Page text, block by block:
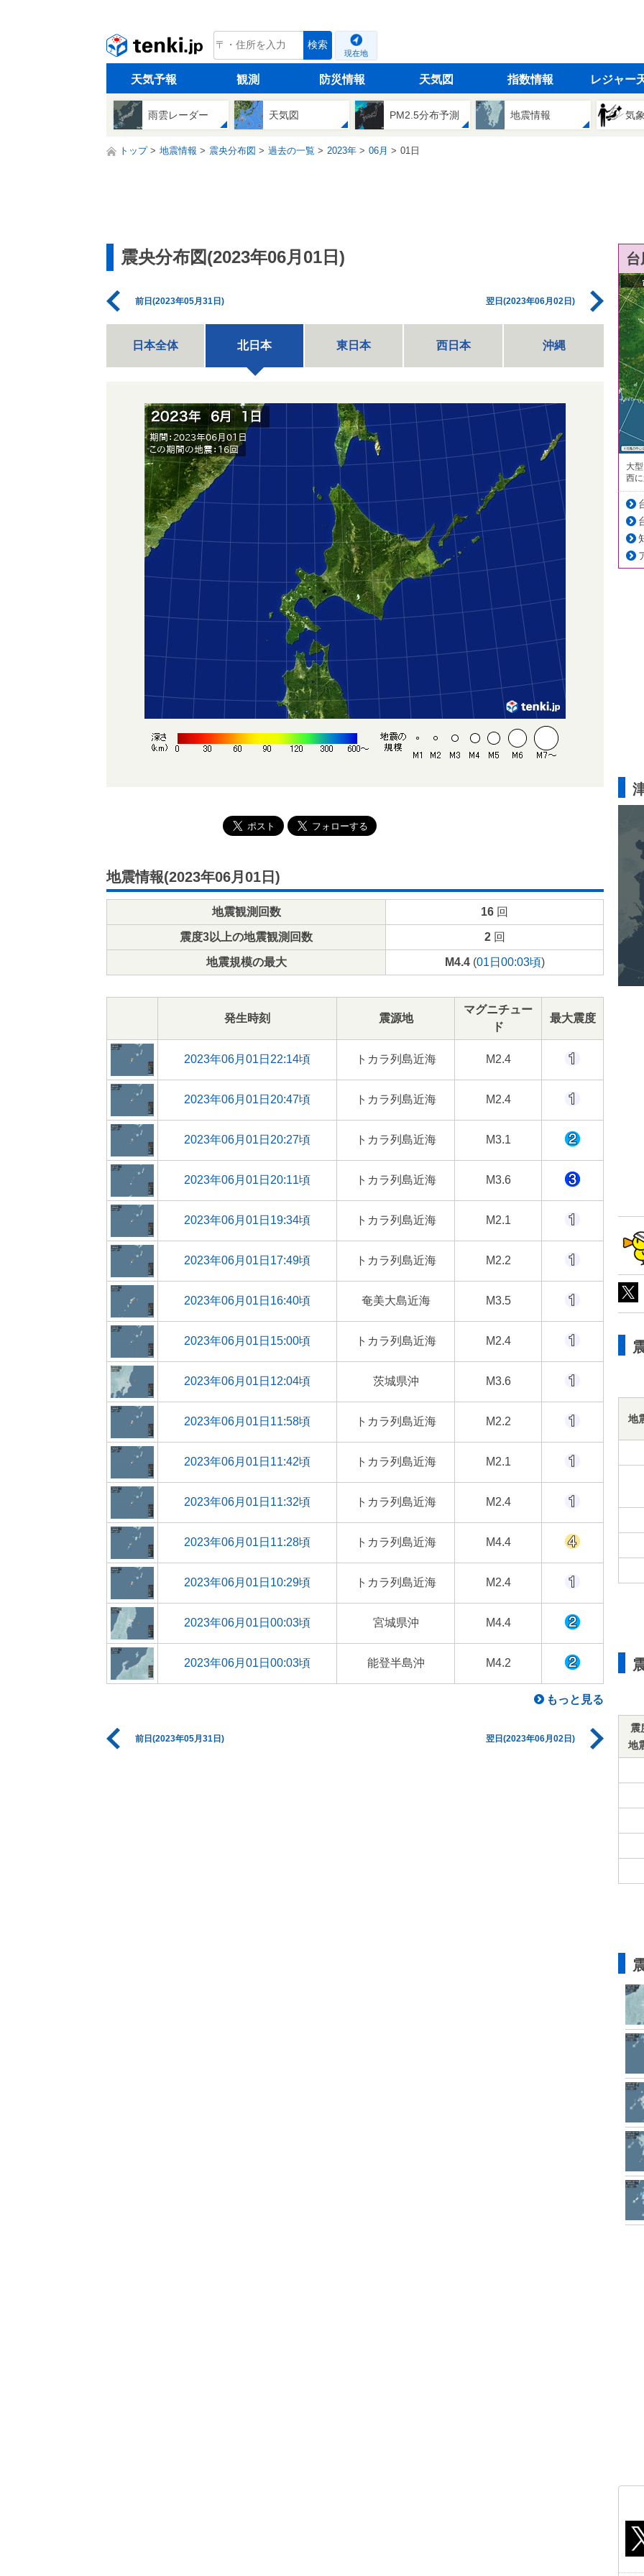
tenki.jp 検索
現在地
天気予報 観測 防災情報 天気図 指数情報 レジャー
雨雲レーダー 天気図 PM2.5分布予測 地震情報 気
トップ 地震情報 震央分布図 過去の一覧 2023年 06月 01日
震央分布図(2023年06月01日)
前日(2023年05月31日) 翌日(2023年06月02日)
日本全体 北日本 東日本 西日本 沖縄
地震情報(2023年06月01日)
地震観測回数 16 回
震度3以上の地震観測回数 2回
地震規模の最大 M4.4(01日00:03頃)
発生時刻 震源地
マグニチュー
ド
最大震度
2023年06月01日22:14頃 トカラ列島近海 M2.4
2023年06月01日20:47頃 トカラ列島近海 M2.4
2023年06月01日20:27頃 トカラ列島近海 M3.1
2023年06月01日20:11頃 トカラ列島近海 M3.6
2023年06月01日19:34頃 トカラ列島近海 M2.1
2023年06月01日17:49頃 トカラ列島近海 M2.2
2023年06月01日16:40頃 奄美大島近海 M3.5
2023年06月01日15:00頃 トカラ列島近海 M2.4
2023年06月01日12:04頃 茨城県沖 M3.6
2023年06月01日11:58頃 トカラ列島近海 M2.2
2023年06月01日11:42頃 トカラ列島近海 M2.1
2023年06月01日11:32頃 トカラ列島近海 M2.4
2023年06月01日11:28頃 トカラ列島近海 M4.4
2023年06月01日10:29頃 トカラ列島近海 M2.4
2023年06月01日00:03頃 宮城県沖 M4.4
2023年06月01日00:03頃 能登半島沖 M4.2
もっと見る
前日(2023年05月31日) 翌日(2023年06月02日)
大
西
地
震
地